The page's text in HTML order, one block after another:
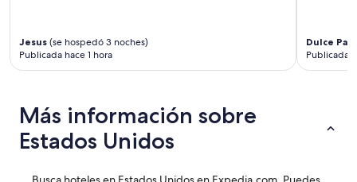
Jesus (se hospedó 3 noches)
Publicada hace 1 hora
Dulce
Publicada
Más información sobre
Estados Unidos